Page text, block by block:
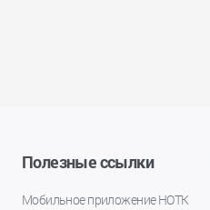
Полезные ссылки
Мобильное приложение НОТК